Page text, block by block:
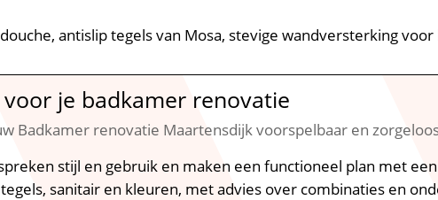
antislip tegels van Mosa, stevige wandversterking
je badkamer renovatie
Badkamer renovatie Maartensdijk voorspelbaar en
stijl en gebruik en maken een functioneel plan met
sanitair en kleuren, met advies over combinaties en